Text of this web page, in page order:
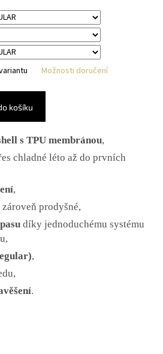
Možnosti doručení
košíku
s TPU membránou,
chladné léto až do prvních
,
prodyšné,
díky jednoduchému systému
,
.